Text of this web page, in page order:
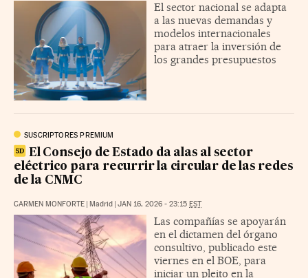
El sector nacional se adapta
a las nuevas demandas y
modelos internacionales
para atraer la inversión de
los grandes presupuestos
SUSCRIPTORES PREMIUM
El Consejo de Estado da alas al sector
eléctrico para recurrir la circular de las redes
de la CNMC
CARMEN MONFORTE Madrid JAN 16, 2026 - 23:15 EST
Las compañías se apoyarán
en el dictamen del órgano
consultivo, publicado este
viernes en el BOE, para
iniciar un pleito en la